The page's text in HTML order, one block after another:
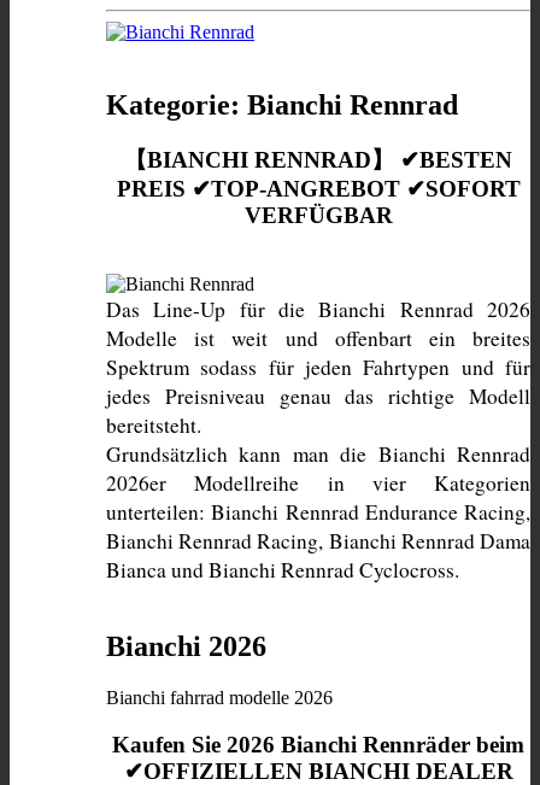
Kategorie: Bianchi Rennrad
【BIANCHI RENNRAD】 ✔BESTEN
PREIS ✔TOP-ANGREBOT ✔SOFORT
VERFÜGBAR
Das Line-Up für die Bianchi Rennrad 2026
Modelle ist weit und offenbart ein breites
Spektrum sodass für jeden Fahrtypen und für
jedes Preisniveau genau das richtige Modell
bereitsteht.
Grundsätzlich kann man die Bianchi Rennrad
2026er Modellreihe in vier Kategorien
unterteilen: Bianchi Rennrad Endurance Racing,
Bianchi Rennrad Racing, Bianchi Rennrad Dama
Bianca und Bianchi Rennrad Cyclocross.
Bianchi 2026
Bianchi fahrrad modelle 2026
Kaufen Sie 2026 Bianchi Rennräder beim
✔OFFIZIELLEN BIANCHI DEALER